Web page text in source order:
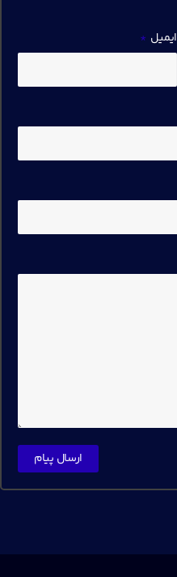
ایمیل
ارسال پیام